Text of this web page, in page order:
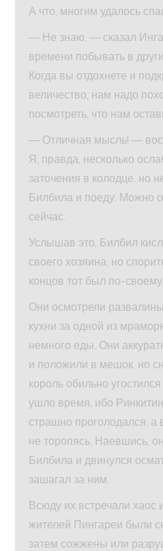
А что, многим удалось
— Не знаю, — сказал
времени побывать в
Когда вы отдохнете и
величество, нам надо
посмотреть, что нам
— Отличная мысль! —
Я, правда, несколько
заточения в колодце, но
Билбила и поеду. Можно
сейчас.
Услышав это, Билбил
своего хозяина, но
концов тот был по-
Они осмотрели
кухни за одной из
немного еды. Они
и положили в мешок, но
король обильно
ушло время, ибо
страшно проголодался,
не торопясь. Наевшись,
Билбила и двинулся
зашагал за ним.
Всюду их встречали хаос
жителей Пингареи были
затем сожжены или